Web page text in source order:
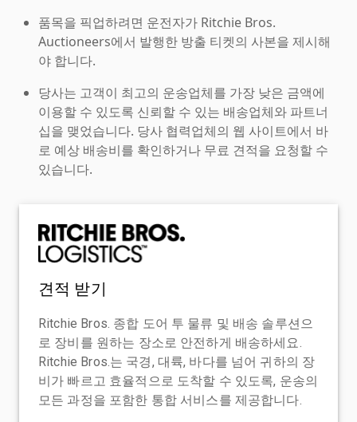
품목을 픽업하려면 운전자가 Ritchie Bros.
Auctioneers에서 발행한 방출 티켓의 사본을 제시해
야 합니다.
당사는 고객이 최고의 운송업체를 가장 낮은 금액에
이용할 수 있도록 신뢰할 수 있는 배송업체와 파트너
십을 맺었습니다. 당사 협력업체의 웹 사이트에서 바
로 예상 배송비를 확인하거나 무료 견적을 요청할 수
있습니다.
견적 받기
Ritchie Bros. 종합 도어 투 물류 및 배송 솔루션으
로 장비를 원하는 장소로 안전하게 배송하세요.
Ritchie Bros.는 국경, 대륙, 바다를 넘어 귀하의 장
비가 빠르고 효율적으로 도착할 수 있도록, 운송의
모든 과정을 포함한 통합 서비스를 제공합니다.